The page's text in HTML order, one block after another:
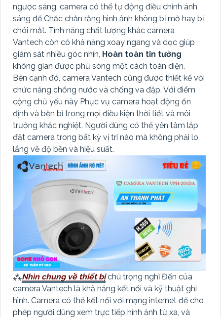
ngược sáng, camera có thể tự động điều chỉnh ánh
sáng để Chắc chắn rằng hình ảnh không bị mờ hay bị
chói mắt. Tính năng chất lượng khác camera
Vantech còn có khả năng xoay ngang và dọc giúp
giám sát nhiều góc nhìn, Hoàn toàn tin tưởng
không gian được phủ sóng một cách toàn diện.
Bên cạnh đó, camera Vantech cũng được thiết kế với
chức năng chống nước và chống va đập. Với điểm
cộng chủ yếu này Phục vụ camera hoạt động ổn
định và bền bỉ trong mọi điều kiện thời tiết và môi
trường khắc nghiệt. Người dùng có thể yên tâm lắp
đặt camera trong bất kỳ vị trí nào mà không phải lo
lắng về độ bền và hiệu suất.
⁂Nhìn chung về thiết bịchú trọng nghĩ Đến của
camera Vantech là khả năng kết nối và kỹ thuật ghi
hình. Camera có thể kết nối với mạng internet để cho
phép người dùng xem trực tiếp hình ảnh từ xa, và